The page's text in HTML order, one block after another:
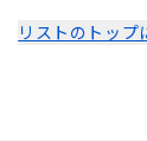
リストのトップ